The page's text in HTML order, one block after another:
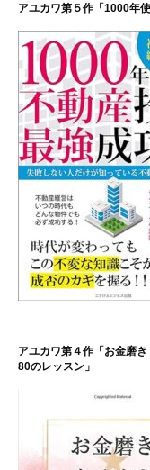
アユカワ第５作「1000年
アユカワ第４作「お金磨
80のレッスン」